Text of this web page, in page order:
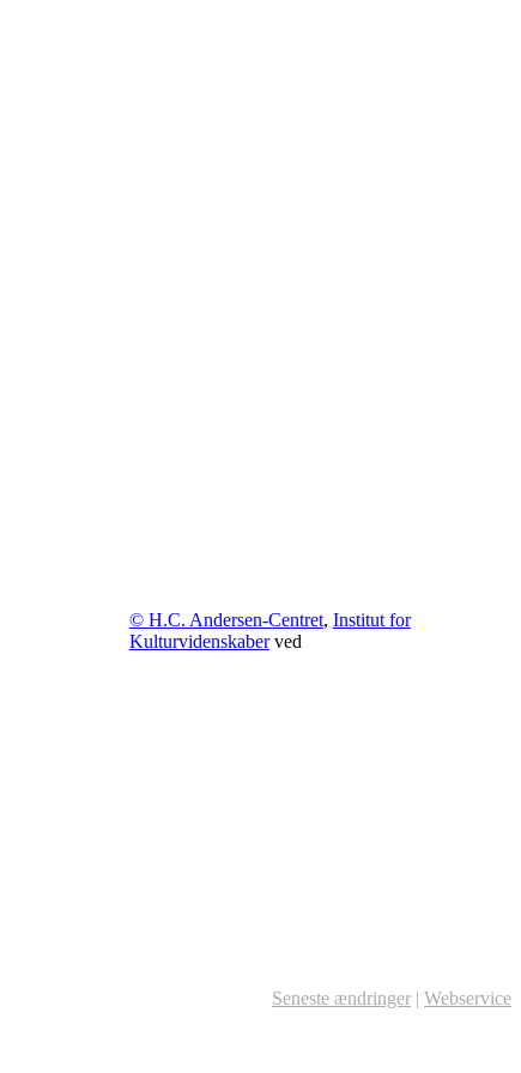
© H.C. Andersen-Centret, Institut for
Kulturvidenskaberved
Seneste ændringer | Webservice